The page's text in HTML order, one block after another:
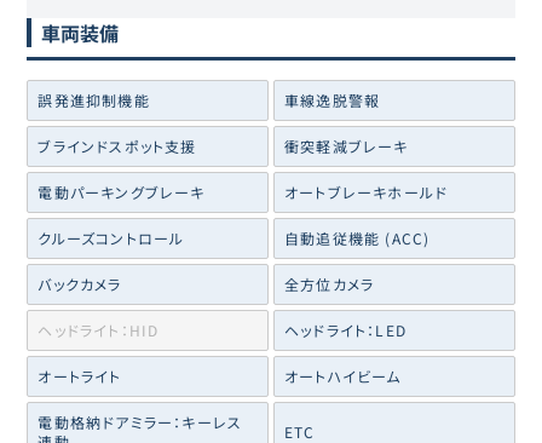
車両装備
誤発進抑制機能 車線逸脱警報
ブラインドスポット支援 衝突軽減ブレーキ
電動パーキングブレーキ オートブレーキホールド
クルーズコントロール 自動追従機能 (ACC)
バックカメラ 全方位カメラ
ヘッドライト：HID ヘッドライト：LED
オートライト オートハイビーム
電動格納ドアミラー：キーレス
ETC